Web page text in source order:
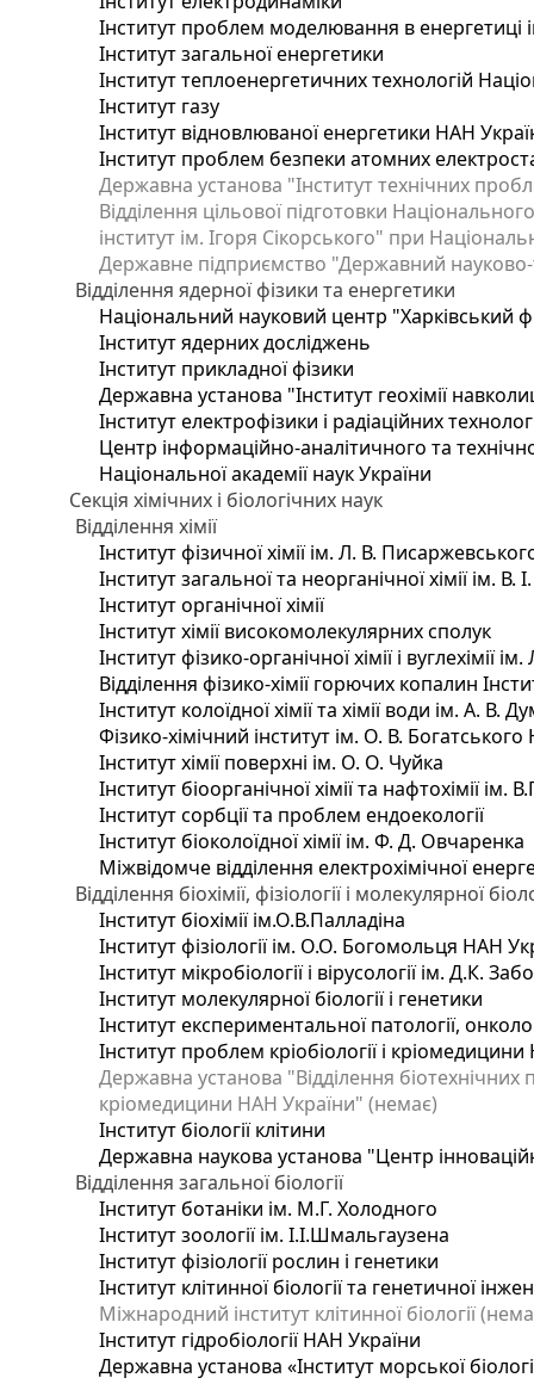
Інститут проблем моделювання в енергетиці
Інститут загальної енергетики
Інститут теплоенергетичних технологій
Інститут газу
Інститут відновлюваної енергетики НАН
Інститут проблем безпеки атомних
Державна установа "Інститут технічних
Відділення цільової підготовки
інститут ім. Ігоря Сікорського" при
Державне підприємство "Державний науково-
Відділення ядерної фізики та енергетики
Національний науковий центр "Харківський
Інститут ядерних досліджень
Інститут прикладної фізики
Державна установа "Інститут геохімії
Інститут електрофізики і радіаційних
Центр інформаційно-аналітичного та
Національної академії наук України
Секція хімічних і біологічних наук
Відділення хімії
Інститут фізичної хімії ім. Л. В.
Інститут загальної та неорганічної хімії ім. В.
Інститут органічної хімії
Інститут хімії високомолекулярних сполук
Інститут фізико-органічної хімії і вуглехімії
Відділення фізико-хімії горючих копалин
Інститут колоїдної хімії та хімії води ім. А. В.
Фізико-хімічний інститут ім. О. В.
Інститут хімії поверхні ім. О. О. Чуйка
Інститут біоорганічної хімії та нафтохімії ім.
Інститут сорбції та проблем ендоекології
Інститут біоколоїдної хімії ім. Ф. Д. Овчаренка
Міжвідомче відділення електрохімічної
Відділення біохімії, фізіології і молекулярної
Інститут біохімії ім.О.В.Палладіна
Інститут фізіології ім. О.О. Богомольця НАН
Інститут мікробіології і вірусології ім. Д.К.
Інститут молекулярної біології і генетики
Інститут експериментальної патології,
Інститут проблем кріобіології і
Державна установа "Відділення біотехнічних
кріомедицини НАН України" (немає)
Інститут біології клітини
Державна наукова установа "Центр
Відділення загальної біології
Інститут ботаніки ім. М.Г. Холодного
Інститут зоології ім. І.І.Шмальгаузена
Інститут фізіології рослин і генетики
Інститут клітинної біології та генетичної
Міжнародний інститут клітинної біології
Інститут гідробіології НАН України
Державна установа «Інститут морської